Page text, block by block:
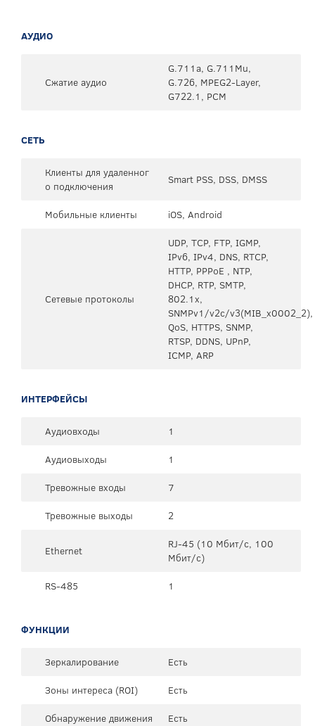
АУДИО
Сжатие аудио
G.711a, G.711Mu,
G.726, MPEG2-Layer,
G722.1, PCM
СЕТЬ
Клиенты для удаленног
о подключения
Smart PSS, DSS, DMSS
Мобильные клиенты iOS, Android
Сетевые протоколы
UDP, TCP, FTP, IGMP,
IPv6, IPv4, DNS, RTCP,
HTTP, PPPoE , NTP,
DHCP, RTP, SMTP,
802.1x,
SNMPv1/v2c/v3(MIB_x0002_2),
QoS, HTTPS, SNMP,
RTSP, DDNS, UPnP,
ICMP, ARP
ИНТЕРФЕЙСЫ
Аудиовходы
1
Аудиовыходы
1
Тревожные входы
7
Тревожные выходы
2
Ethernet
RJ-45 (10 Мбит/с, 100
Мбит/с)
RS-485
1
ФУНКЦИИ
Зеркалирование
Есть
Зоны интереса (ROI)
Есть
Обнаружение движения
Есть